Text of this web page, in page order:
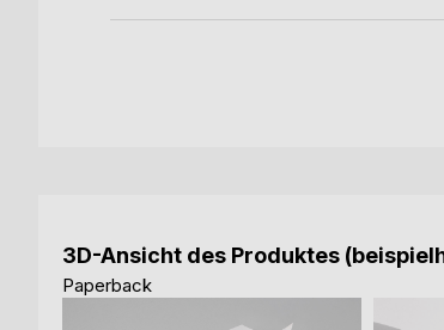
3D-Ansicht des Produktes
Paperback